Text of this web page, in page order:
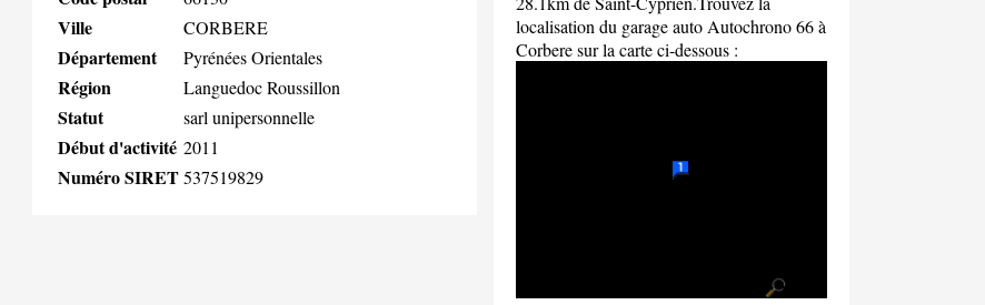
Ville CORBERE
Département Pyrénées Orientales
Région Languedoc Roussillon
Statut sarl unipersonnelle
Début d'activité 2011
Numéro SIRET537519829
localisation du garage auto Autochrono 66 à
Corbere sur la carte ci-dessous :